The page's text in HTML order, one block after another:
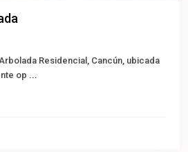
Residencial, Cancún, ubicada
op ...